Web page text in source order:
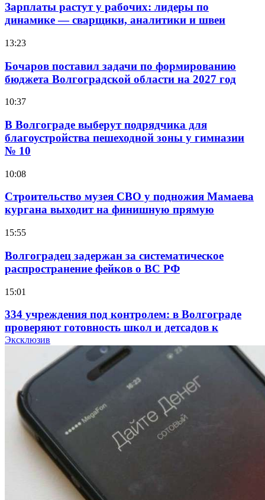
Зарплаты растут у рабочих: лидеры по
динамике — сварщики, аналитики и швеи
13:23
Бочаров поставил задачи по формированию
бюджета Волгоградской области на 2027 год
10:37
В Волгограде выберут подрядчика для
благоустройства пешеходной зоны у гимназии
№ 10
10:08
Строительство музея СВО у подножия Мамаева
кургана выходит на финишную прямую
15:55
Волгоградец задержан за систематическое
распространение фейков о ВС РФ
15:01
334 учреждения под контролем: в Волгограде
проверяют готовность школ и детсадов к
учебному году
Покушение на убийство в Волгограде: девушка
напала на незнакомую женщину с ножом
12:39
Сладкий праздник в Волгограде: в Центральном
парке прошёл фестиваль „Арбузный переполох“
Эксклюзив